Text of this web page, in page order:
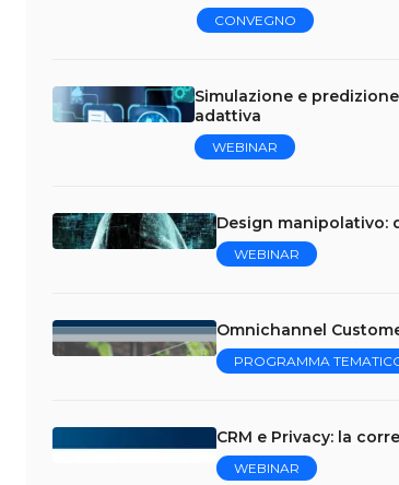
CONVEGNO
Simulazione e
adattiva
WEBINAR
Design manipolativo:
WEBINAR
Omnichannel
PROGRAMMA
CRM e Privacy: la
WEBINAR